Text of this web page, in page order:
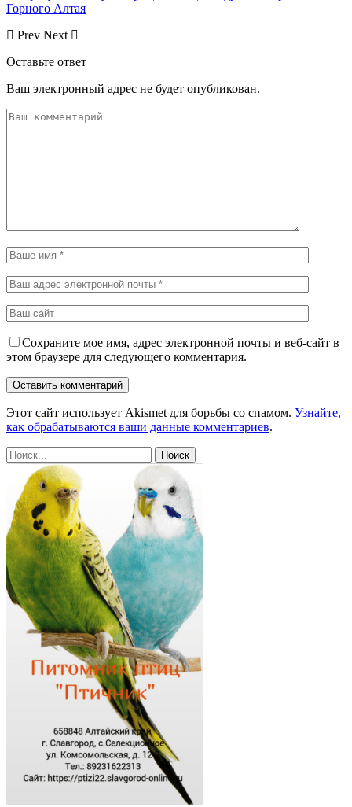
Горного Алтая
Prev Next
Оставьте ответ
Ваш электронный адрес не будет опубликован.
Сохраните мое имя, адрес электронной почты и веб-сайт в
этом браузере для следующего комментария.
Этот сайт использует Akismet для борьбы со спамом. Узнайте,
как обрабатываются ваши данные комментариев.